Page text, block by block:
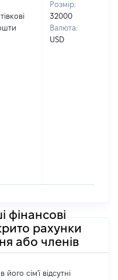
Розмір:
32000
Валюта:
USD
фінансові
рахунки
або членів
сім'ї відсутні